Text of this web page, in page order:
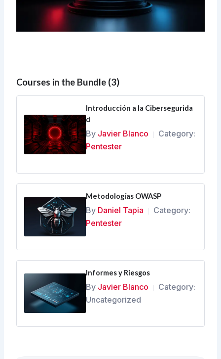
Courses in the Bundle (3)
Introducción a la Cibersegurida
d
By Javier Blanco
Category:
Pentester
Metodologías OWASP
By Daniel Tapia
Category:
Pentester
Informes y Riesgos
By Javier Blanco
Category:
Uncategorized